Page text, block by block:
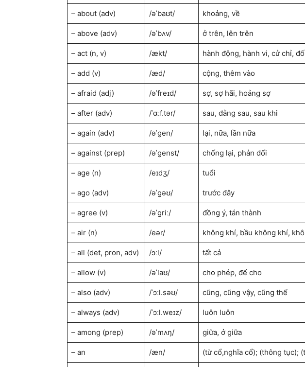
– about (adv) /əˈbaʊt/ khoảng, về
– above (adv) /əˈbʌv/ ở trên, lên trên
– act (n, v) /ækt/ hành động, hành vi, cử chỉ,
– add (v) /æd/ cộng, thêm vào
– afraid (adj) /əˈfreɪd/ sợ, sợ hãi, hoảng sợ
– after (adv) /ˈɑːf.tər/ sau, đằng sau, sau khi
– again (adv) /əˈɡen/ lại, nữa, lần nữa
– against (prep) /əˈɡenst/ chống lại, phản đối
– age (n) /eɪdʒ/ tuổi
– ago (adv) /əˈɡəʊ/ trước đây
– agree (v) /əˈɡriː/ đồng ý, tán thành
– air (n) /eər/ không khí, bầu không khí,
– all (det, pron, adv) /ɔːl/ tất cả
– allow (v) /əˈlaʊ/ cho phép, để cho
– also (adv) /ˈɔːl.səʊ/ cũng, cũng vậy, cũng thế
– always (adv) /ˈɔːl.weɪz/ luôn luôn
– among (prep) /əˈmʌŋ/ giữa, ở giữa
– an /æn/ (từ cổ,nghĩa cổ); (thông tục);